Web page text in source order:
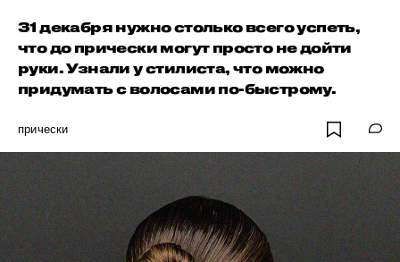
31 декабря нужно столько всего успеть,
что до прически могут просто не дойти
руки. Узнали у стилиста, что можно
придумать с волосами по-быстрому.
прически